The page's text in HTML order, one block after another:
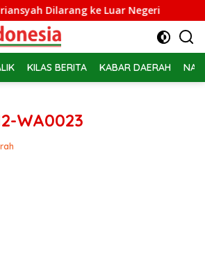
Dilarang ke Luar Negeri
KILAS BERITA KABAR DAERAH
WA0023